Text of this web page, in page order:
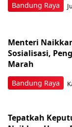
Bandung Raya
Bandung Raya
Menteri
Sosialisasi,
Marah
Tepatkah